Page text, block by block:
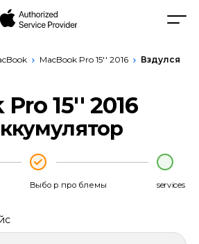
MacBook Pro 15'' 2016
Вздулся
15'' 2016
Выбор проблемы services